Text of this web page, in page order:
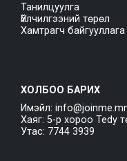
Танилцуулга
Үйлчилгээний төрөл
Хамтрагч байгууллага
ХОЛБОО БАРИХ
Имэйл:
Хаяг: 5-р хороо Tedy
Утас: 7744 3939